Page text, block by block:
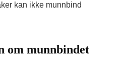
kan ikke munnbind
om munnbindet